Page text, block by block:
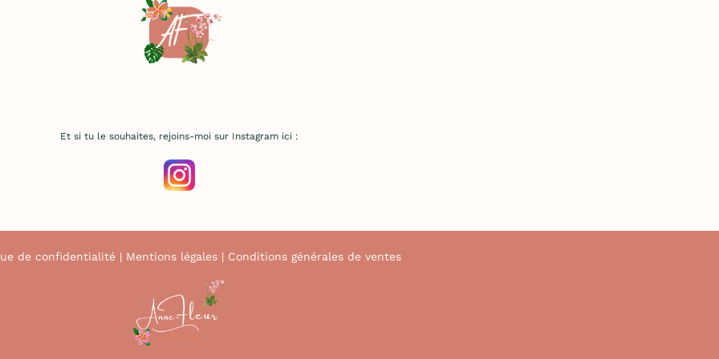
Et si tu le souhaites, rejoins-moi sur Instagram ici :
de confidentialité| Mentions légales| Conditions générales de ventes